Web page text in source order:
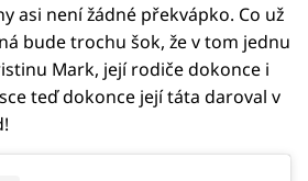
asi není žádné překvápko. Co už
bude trochu šok, že v tom jednu
Mark, její rodiče dokonce i
teď dokonce její táta daroval v